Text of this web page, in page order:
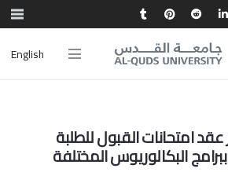
English
امتحانات القبول للطلبة
البكالوريوس المختلفة